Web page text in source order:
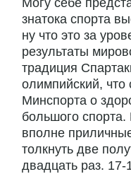
Могу себе
знатока спорта
ну что это за
результаты
традиция
олимпийский, что
Минспорта о
большого спорта.
вполне
толкнуть две
двадцать раз. 17-